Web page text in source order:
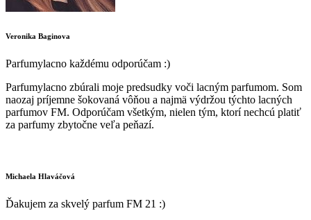
Veronika Baginova
Parfumylacno každému odporúčam :)
Parfumylacno zbúrali moje predsudky voči lacným parfumom. Som
naozaj príjemne šokovaná vôňou a najmä výdržou týchto lacných
parfumov FM. Odporúčam všetkým, nielen tým, ktorí nechcú platiť
za parfumy zbytočne veľa peňazí.
Michaela Hlaváčová
Ďakujem za skvelý parfum FM 21 :)